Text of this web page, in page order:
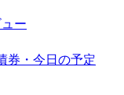
ー
券・今日の予定